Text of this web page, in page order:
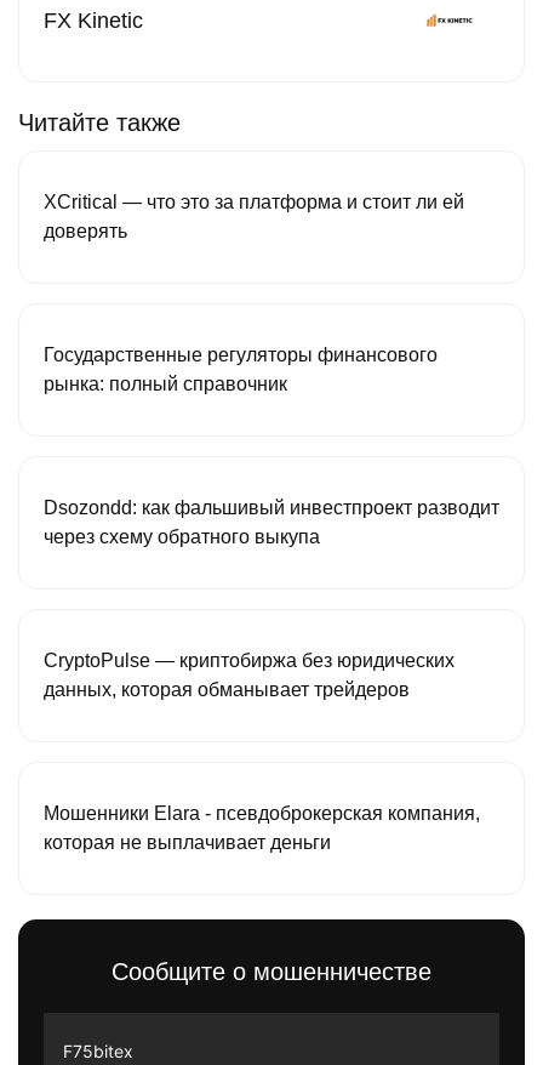
FX Kinetic
Читайте также
XCritical — что это за платформа и стоит ли ей
доверять
Государственные регуляторы финансового
рынка: полный справочник
Dsozondd: как фальшивый инвестпроект разводит
через схему обратного выкупа
CryptoPulse — криптобиржа без юридических
данных, которая обманывает трейдеров
Мошенники Elara - псевдоброкерская компания,
которая не выплачивает деньги
Сообщите о мошенничестве